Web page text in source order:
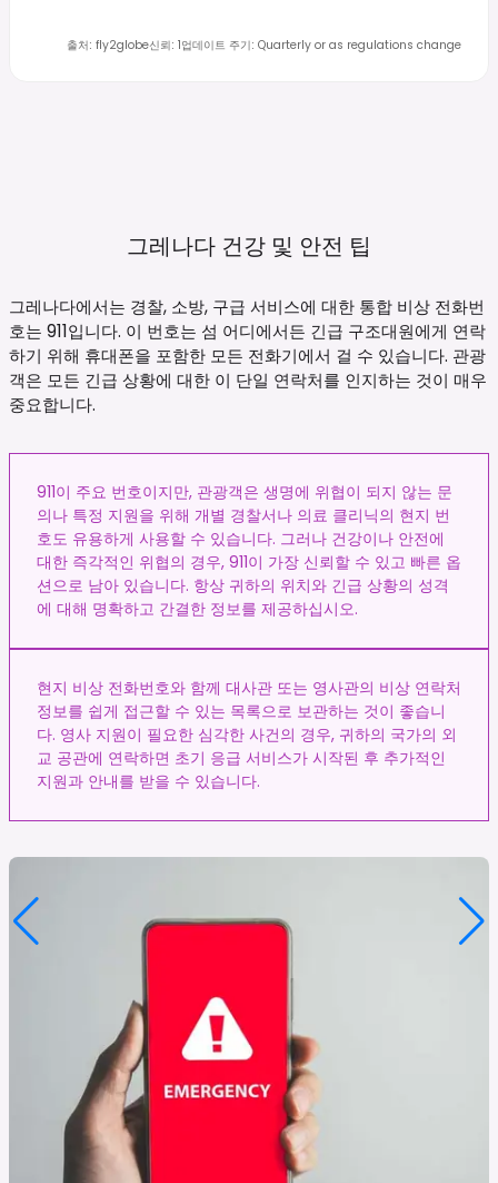
출처: fly2globe신뢰: 1업데이트 주기: Quarterly or as regulations change
그레나다 건강 및 안전 팁
그레나다에서는 경찰, 소방, 구급 서비스에 대한 통합 비상 전화번
호는 911입니다. 이 번호는 섬 어디에서든 긴급 구조대원에게 연락
하기 위해 휴대폰을 포함한 모든 전화기에서 걸 수 있습니다. 관광
객은 모든 긴급 상황에 대한 이 단일 연락처를 인지하는 것이 매우
중요합니다.
911이 주요 번호이지만, 관광객은 생명에 위협이 되지 않는 문
의나 특정 지원을 위해 개별 경찰서나 의료 클리닉의 현지 번
호도 유용하게 사용할 수 있습니다. 그러나 건강이나 안전에
대한 즉각적인 위협의 경우, 911이 가장 신뢰할 수 있고 빠른 옵
션으로 남아 있습니다. 항상 귀하의 위치와 긴급 상황의 성격
에 대해 명확하고 간결한 정보를 제공하십시오.
현지 비상 전화번호와 함께 대사관 또는 영사관의 비상 연락처
정보를 쉽게 접근할 수 있는 목록으로 보관하는 것이 좋습니
다. 영사 지원이 필요한 심각한 사건의 경우, 귀하의 국가의 외
교 공관에 연락하면 초기 응급 서비스가 시작된 후 추가적인
지원과 안내를 받을 수 있습니다.